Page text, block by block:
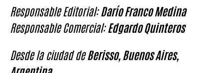
Responsable Editorial:Darío Franco Medina
Responsable Comercial:Edgardo Quinteros
Desde la ciudad deBerisso, Buenos Aires,